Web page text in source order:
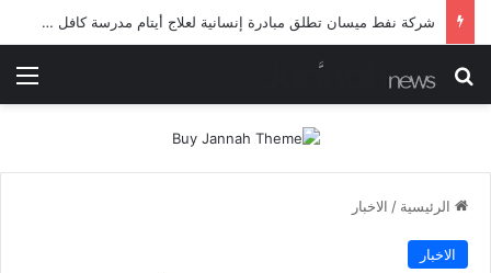
شرطة ميسان تلقي القبض على مطلقي العيارات النارية أثناء تشييع جنائزي في العمارة
بحث عن
الرئيسية / الاخبار
الاخبار